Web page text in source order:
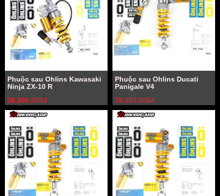
Phuộc sau Ohlins Kawasaki
Ninja ZX-10 R
36,500,000đ
Phuộc sau Ohlins Ducati
Panigale V4
36,500,000đ